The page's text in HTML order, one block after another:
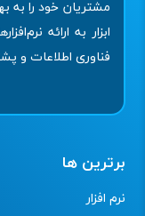
مشتریان خود را به
ابزار به ارائه
فناوری اطلاعات و
برترین ها
نرم افزار